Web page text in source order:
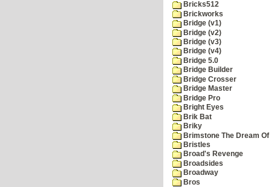
Bricks512
Brickworks
Bridge (v1)
Bridge (v2)
Bridge (v3)
Bridge (v4)
Bridge 5.0
Bridge Builder
Bridge Crosser
Bridge Master
Bridge Pro
Bright Eyes
Brik Bat
Briky
Brimstone The Dream Of
Bristles
Broad's Revenge
Broadsides
Broadway
Bros